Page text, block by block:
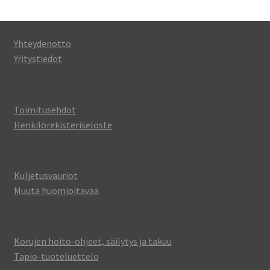
Yhteydenotto
Yritystiedot
Toimitusehdot
Henkilörekisteriseloste
Kuljetusvauriot
Muuta huomioitavaa
Korujen hoito-ohjeet, säilytys ja takuu
Tapio-tuoteluettelo